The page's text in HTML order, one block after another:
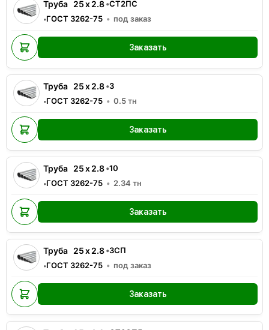
Труба 25x2.8•СТ2ПС
•ГОСТ 3262-75 под заказ
Заказать
Труба 25x2.8•3
•ГОСТ 3262-75 0.5тн
Заказать
Труба 25x2.8•10
•ГОСТ 3262-75 2.34 тн
Заказать
Труба 25x2.8•3СП
•ГОСТ 3262-75 под заказ
Заказать